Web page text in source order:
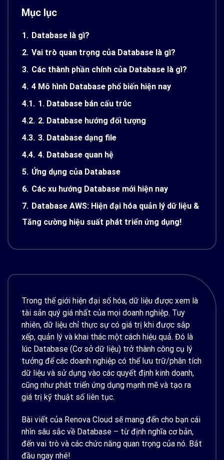
Mục lục
1. Database là gì?
2. Vai trò quan trọng của Database là gì?
3. Các thành phần chính của Database là gì?
4. 4 Mô hình Database phổ biến hiện nay
4.1. 1. Database bán cấu trúc
4.2. 2. Database hướng đối tượng
4.3. 3. Database dạng file
4.4. 4. Database quan hệ
5. Ứng dụng của Database
6. Các xu hướng Database mới hiện nay
7. Database AWS: Hiện đại hóa quản lý dữ liệu &
Tăng cường hiệu suất phát triển ứng dụng!
Trong thế giới hiện đại số hóa, dữ liệu được xem là
tài sản quý giá nhất của mọi doanh nghiệp. Tuy
nhiên, dữ liệu chỉ thực sự có giá trị khi được sắp
xếp, quản lý và khai thác một cách hiệu quả. Đó là
lúc Database (Cơ sở dữ liệu) trở thành công cụ lý
tưởng để các doanh nghiệp có thể lưu trữ/phân tích
dữ liệu và sử dụng vào các quyết định kinh doanh,
cũng như phát triển ứng dụng mạnh mẽ và tạo ra
giá trị kỹ thuật số liên tục.
Bài viết của Renova Cloud sẽ mang đến cho bạn cái
nhìn sâu sắc về Database – từ định nghĩa cơ bản,
đến vai trò và các chức năng quan trọng của nó. Bắt
đầu ngay nhé!